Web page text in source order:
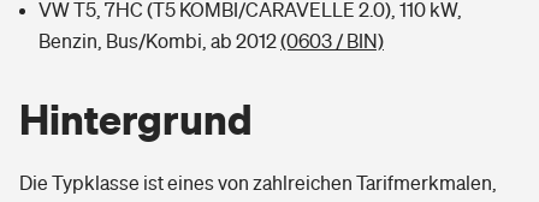
VW T5, 7HC (T5 KOMBI/CARAVELLE 2.0), 110 kW,
Benzin, Bus/Kombi, ab 2012(0603 / BIN)
Hintergrund
Die Typklasse ist eines von zahlreichen Tarifmerkmalen,